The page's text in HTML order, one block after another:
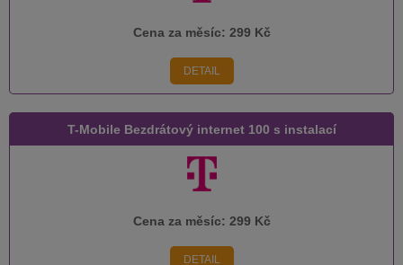
Cena za měsíc: 299 Kč
DETAIL
T-Mobile Bezdrátový internet 100 s instalací
Cena za měsíc: 299 Kč
DETAIL